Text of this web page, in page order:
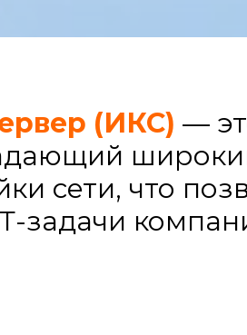
(ИКС) —
сети, что
задачи